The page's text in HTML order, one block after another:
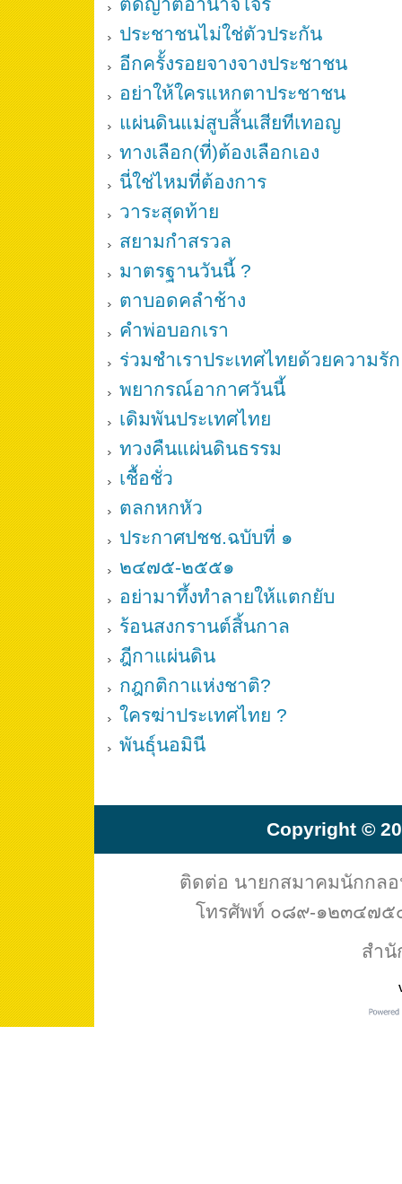
ประชาชนไม่ใช่ตัวประกัน
อีกครั้งรอยจางจางประชาชน
อย่าให้ใครแหกตาประชาชน
แผ่นดินแม่สูบสิ้นเสียทีเทอญ
ทางเลือก(ที่)ต้องเลือกเอง
นี่ใช่ไหมที่ต้องการ
วาระสุดท้าย
สยามกำสรวล
มาตรฐานวันนี้ ?
ตาบอดคลำช้าง
คำพ่อบอกเรา
ร่วมชำเราประเทศไทยด้วยความรัก
พยากรณ์อากาศวันนี้
เดิมพันประเทศไทย
ทวงคืนแผ่นดินธรรม
เชื้อชั่ว
ตลกหกหัว
ประกาศปชช.ฉบับที่ ๑
๒๔๗๕-๒๕๕๑
อย่ามาทึ้งทำลายให้แตกยับ
ร้อนสงกรานต์สิ้นกาล
ฎีกาแผ่นดิน
กฎกติกาแห่งชาติ?
ใครฆ่าประเทศไทย ?
พันธุ์นอมินี
Copyright ©
ติดต่อ นายกสมาคมนักกลอ
โทรศัพท์ ๐๘๙-๑๒๓๔๗๕๔
สำ